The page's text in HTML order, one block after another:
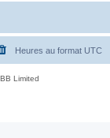
Heures au format UTC
Limited